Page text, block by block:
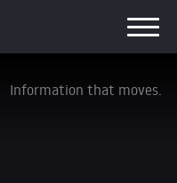
Information that moves.